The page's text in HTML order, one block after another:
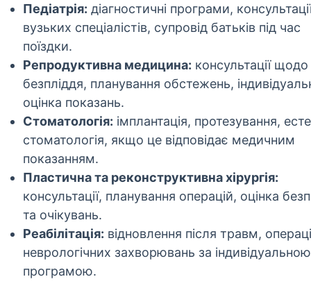
Педіатрія: діагностичні програми,
вузьких спеціалістів, супровід батьків під час
поїздки.
Репродуктивна медицина: консультації щодо
безпліддя, планування обстежень,
оцінка показань.
Стоматологія: імплантація, протезування,
стоматологія, якщо це відповідає медичним
показанням.
Пластична та реконструктивна хірургія:
консультації, планування операцій, оцінка
та очікувань.
Реабілітація: відновлення після травм,
неврологічних захворювань за індивідуальною
програмою.